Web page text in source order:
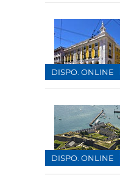
DISPO. ONLINE
DISPO. ONLINE